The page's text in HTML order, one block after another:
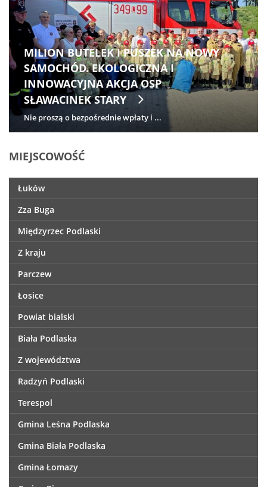
MILION BUTELEK I PUSZEK NA NOWY
SAMOCHÓD. EKOLOGICZNA I
INNOWACYJNA AKCJA OSP
SŁAWACINEK STARY
Nie proszą o bezpośrednie wpłaty i ...
MIEJSCOWOŚĆ
Łuków
Zza Buga
Międzyrzec Podlaski
Z kraju
Parczew
Łosice
Powiat bialski
Biała Podlaska
Z województwa
Radzyń Podlaski
Terespol
Gmina Leśna Podlaska
Gmina Biała Podlaska
Gmina Łomazy